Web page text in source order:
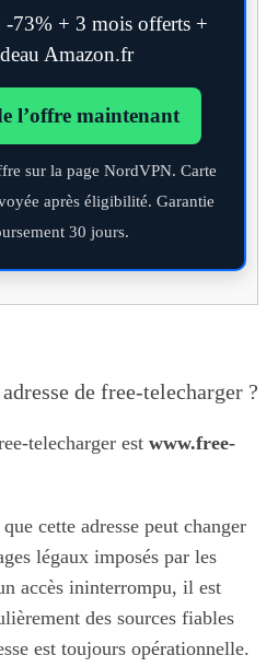
-73% + 3 mois offerts +
Amazon.fr
l’offre maintenant
sur la page NordVPN. Carte
après éligibilité. Garantie
30 jours.
de free-telecharger ?
telecharger est www.free-
cette adresse peut changer
légaux imposés par les
accès ininterrompu, il est
des sources fiables
est toujours opérationnelle.